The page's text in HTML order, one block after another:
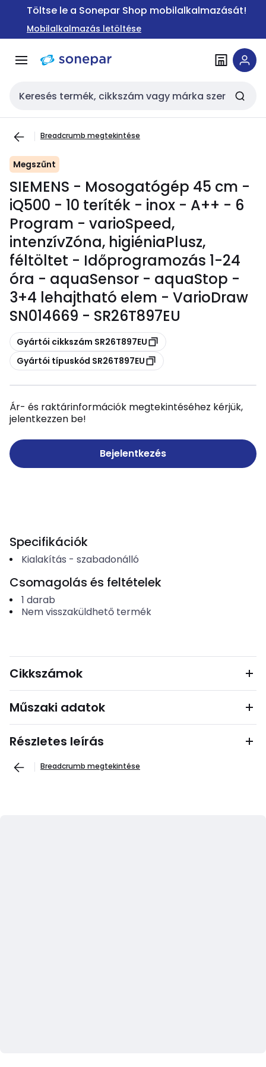
Ugrás a
Ugrás a
tartalomra
Töltse le a Sonepar Shop mobilalkalmazását!
Mobilalkalmazás letöltése
Keresési bemenet
Breadcrumb megtekintése
Megszűnt
SIEMENS - Mosogatógép 45 cm -
iQ500 - 10 teríték - inox - A++ - 6
Program - varioSpeed,
intenzívZóna, higiéniaPlusz,
féltöltet - Időprogramozás 1-24
óra - aquaSensor - aquaStop -
3+4 lehajtható elem - VarioDraw
SN014669 - SR26T897EU
Másolás
Gyártói cikkszám SR26T897EU
Másolás
Gyártói típuskód SR26T897EU
Ár- és raktárinformációk megtekintéséhez kérjük,
jelentkezzen be!
Bejelentkezés
Specifikációk
Kialakítás - szabadonálló
Csomagolás és feltételek
1 darab
Nem visszaküldhető termék
Cikkszámok
Műszaki adatok
Részletes leírás
Breadcrumb megtekintése